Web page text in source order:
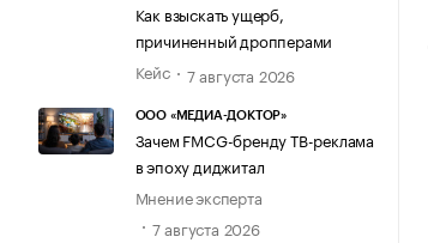
Как взыскать ущерб,
причиненный дропперами
Кейс
7 августа 2026
ООО «МЕДИА-ДОКТОР»
Зачем FMCG-бренду ТВ-реклама
в эпоху диджитал
Мнение эксперта
7 августа 2026